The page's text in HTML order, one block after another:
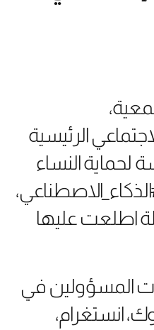
أكثر من 25 جمعية،
الرئيسية
لحماية النساء
اطلعت عليها
المسؤولين في
انستغرام،